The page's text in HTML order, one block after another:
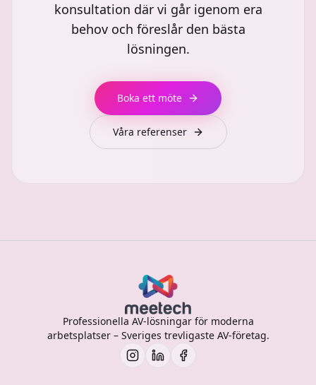
konsultation där vi går igenom era
behov och föreslår den bästa
lösningen.
Boka ett möte
Våra referenser
Professionella AV-lösningar för moderna
arbetsplatser – Sveriges trevligaste AV-företag.